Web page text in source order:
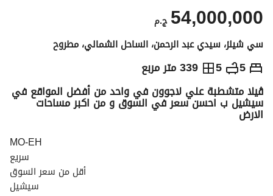
ج.م 54,000,000
سي شيلز، سيدي عبد الرحمن، الساحل الشمالي، مطروح
5
5 339 متر مربع ج.م 54,000,000
التفاصيل الاتجاهات والمؤشرات رهن عقاري
ڤيلا متشطبة علي لاجوون في واحد من أفضل المواقع في
سيشيل ب احسن سعر في السوق و من اكبر مساحات
الارض
MO-EH
سريع
أقل من سعر السوق
سيشيل